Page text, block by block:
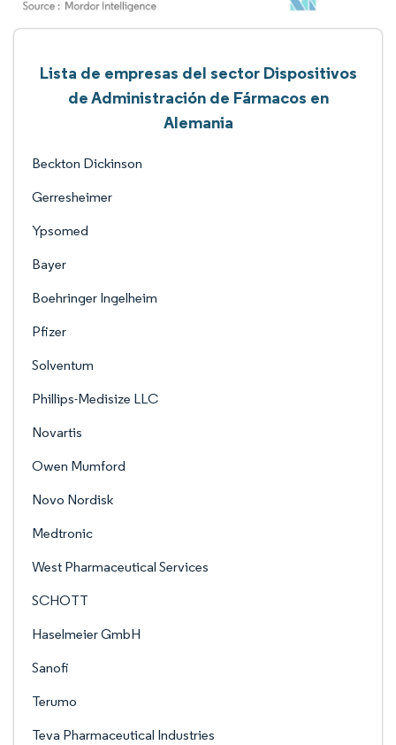
Lista de empresas del sector Dispositivos
de Administración de Fármacos en
Alemania
Beckton Dickinson
Gerresheimer
Ypsomed
Bayer
Boehringer Ingelheim
Pfizer
Solventum
Phillips-Medisize LLC
Novartis
Owen Mumford
Novo Nordisk
Medtronic
West Pharmaceutical Services
SCHOTT
Haselmeier GmbH
Sanofi
Terumo
Teva Pharmaceutical Industries